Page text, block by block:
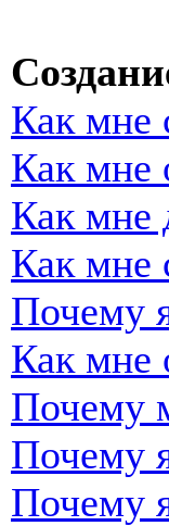
Как мне
Как мне
Как мне
Как мне
Почему
Как мне
Почему
Почему
Почему